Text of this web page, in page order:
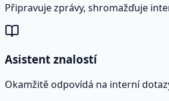
Připravuje zprávy, shromažďuje
Asistent znalostí
Okamžitě odpovídá na interní